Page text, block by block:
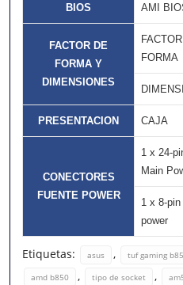
BIOS AMI
FACTOR DE
FORMA Y
DIMENSIONES
FORMA
PRESENTACION CAJA
CONECTORES
FUENTE POWER
1 x 24-
Main
1 x 8-
power
Etiquetas: asus , tuf gaming
amd b850 , tipo de socket ,